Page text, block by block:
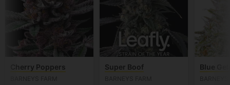
Cherry Poppers Super Boof Blue